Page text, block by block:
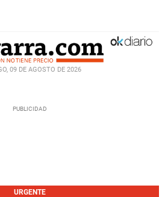
09 DE AGOSTO DE 2026
URGENTE